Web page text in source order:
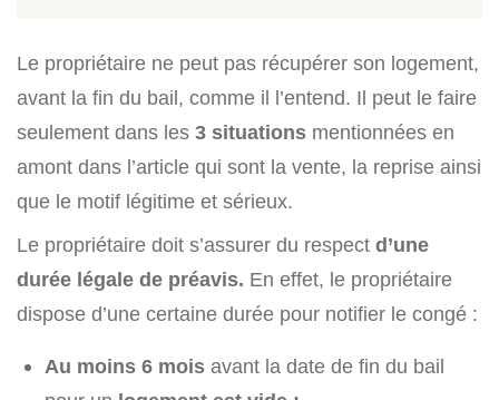
Le propriétaire ne peut pas récupérer son logement,
avant la fin du bail, comme il l’entend. Il peut le faire
seulement dans les 3 situations mentionnées en
amont dans l’article qui sont la vente, la reprise ainsi
que le motif légitime et sérieux.
Le propriétaire doit s’assurer du respect d’une
durée légale de préavis. En effet, le propriétaire
dispose d’une certaine durée pour notifier le congé :
Au moins 6 mois avant la date de fin du bail